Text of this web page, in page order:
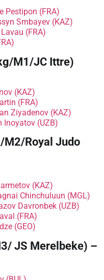
Pestipon (FRA)
Smbayev (KAZ)
(FRA)
M1/JC Ittre)
(KAZ)
(FRA)
Ziyadenov (KAZ)
Inoyatov (UZB)
M2/Royal Judo
(KAZ)
Chinchuluun (MGL)
Davronbek (UZB)
(FRA)
(GEO)
JS Merelbeke) –